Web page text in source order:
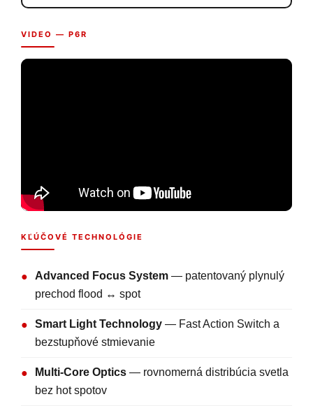
VIDEO — P6R
KĽÚČOVÉ TECHNOLÓGIE
● Advanced Focus System — patentovaný plynulý
prechod flood ↔ spot
● Smart Light Technology — Fast Action Switch a
bezstupňové stmievanie
● Multi-Core Optics — rovnomerná distribúcia svetla
bez hot spotov